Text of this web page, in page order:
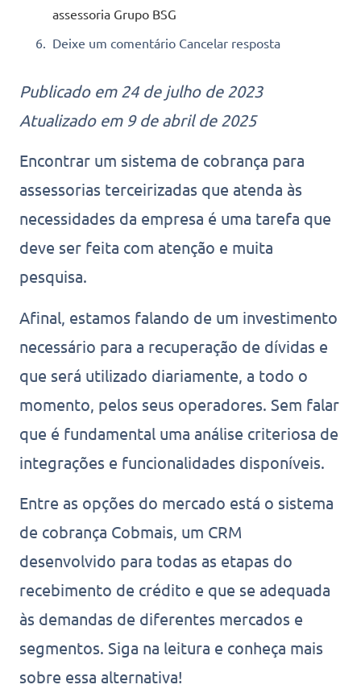
assessoria Grupo BSG
Deixe um comentário Cancelar resposta
Publicado em 24 de julho de 2023
Atualizado em 9 de abril de 2025
Encontrar um sistema de cobrança para
assessorias terceirizadas que atenda às
necessidades da empresa é uma tarefa que
deve ser feita com atenção e muita
pesquisa.
Afinal, estamos falando de um investimento
necessário para a recuperação de dívidas e
que será utilizado diariamente, a todo o
momento, pelos seus operadores. Sem falar
que é fundamental uma análise criteriosa de
integrações e funcionalidades disponíveis.
Entre as opções do mercado está o sistema
de cobrança Cobmais, um CRM
desenvolvido para todas as etapas do
recebimento de crédito e que se adequada
às demandas de diferentes mercados e
segmentos. Siga na leitura e conheça mais
sobre essa alternativa!